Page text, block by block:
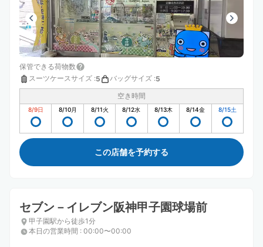
保管できる荷物数
スーツケースサイズ :5 バッグサイズ :5
空き時間
8/9日 8/10月 8/11火 8/12水 8/13木 8/14金 8/15土
この店舗を予約する
セブン－イレブン阪神甲子園球場前
甲子園駅から徒歩1分
本日の営業時間 : 00:00〜00:00